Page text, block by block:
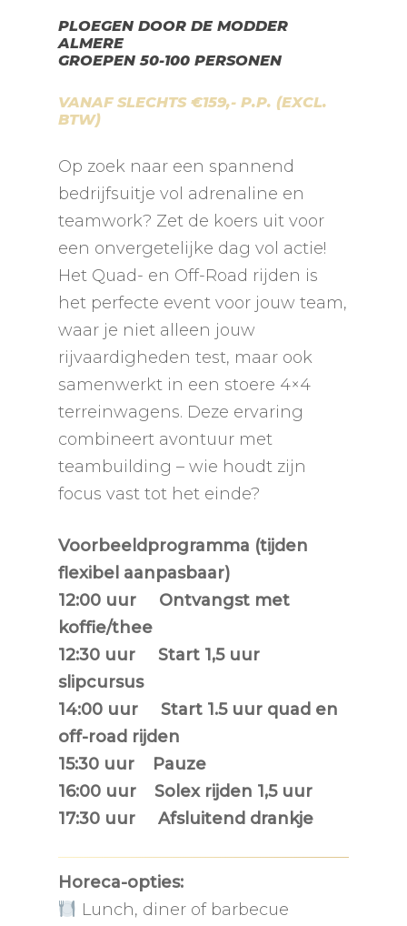
PLOEGEN DOOR DE MODDER
ALMERE
GROEPEN 50-100 PERSONEN
VANAF SLECHTS €159,- P.P. (EXCL.
BTW)
Op zoek naar een spannend
bedrijfsuitje vol adrenaline en
teamwork? Zet de koers uit voor
een onvergetelijke dag vol actie!
Het Quad- en Off-Road rijden is
het perfecte event voor jouw team,
waar je niet alleen jouw
rijvaardigheden test, maar ook
samenwerkt in een stoere 4×4
terreinwagens. Deze ervaring
combineert avontuur met
teambuilding – wie houdt zijn
focus vast tot het einde?
Voorbeeldprogramma (tijden
flexibel aanpasbaar)
12:00 uur Ontvangst met
koffie/thee
12:30 uur Start 1,5 uur
slipcursus
14:00 uur Start 1.5 uur quad en
off-road rijden
15:30 uur Pauze
16:00 uur Solex rijden 1,5 uur
17:30 uur Afsluitend drankje
Horeca-opties:
Lunch, diner of barbecue